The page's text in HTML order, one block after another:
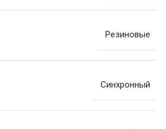
Резиновые
Синхронный